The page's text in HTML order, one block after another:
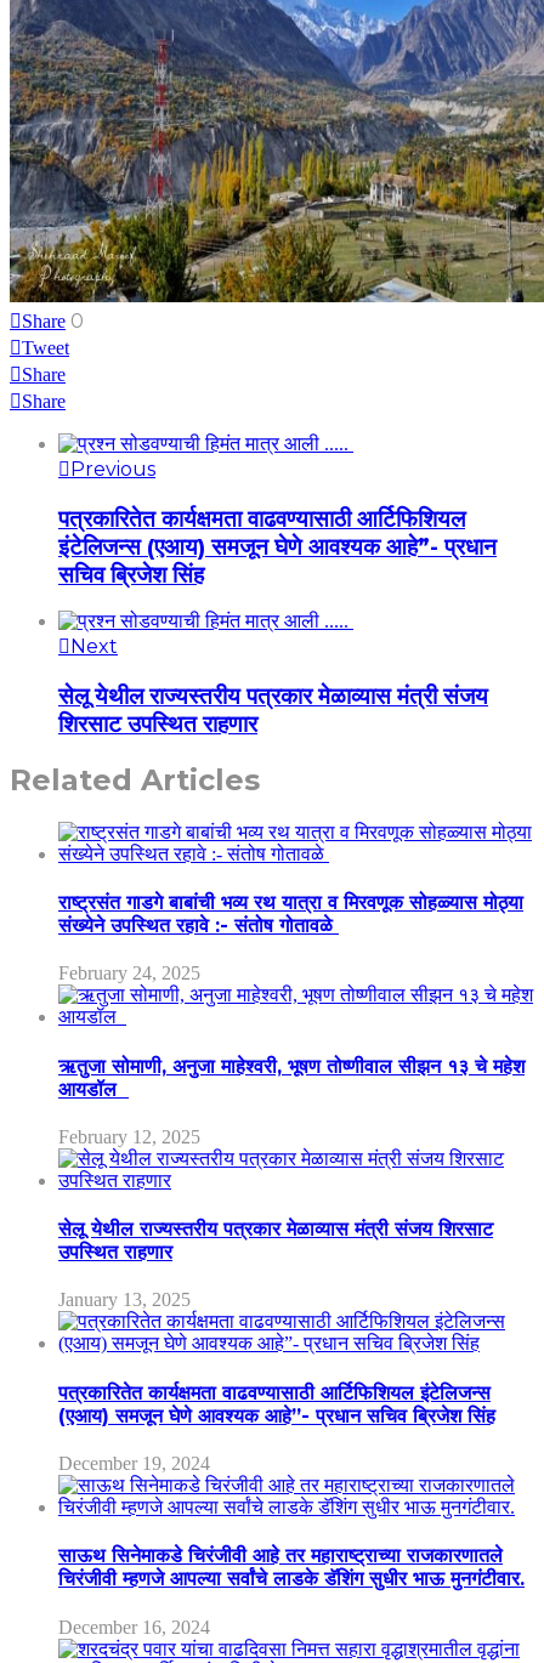
Share 0
Tweet
Share
Share
Previous
पत्रकारितेत कार्यक्षमता वाढवण्यासाठी आर्टिफिशियल
इंटेलिजन्स (एआय) समजून घेणे आवश्यक आहे”- प्रधान
सचिव ब्रिजेश सिंह
Next
सेलू येथील राज्यस्तरीय पत्रकार मेळाव्यास मंत्री संजय
शिरसाट उपस्थित राहणार
Related Articles
राष्ट्रसंत गाडगे बाबांची भव्य रथ यात्रा व मिरवणूक सोहळ्यास मोठ्या
संख्येने उपस्थित रहावे :- संतोष गोतावळे
February 24, 2025
ऋतुजा सोमाणी, अनुजा माहेश्वरी, भूषण तोष्णीवाल सीझन १३ चे महेश
आयडॉल
February 12, 2025
सेलू येथील राज्यस्तरीय पत्रकार मेळाव्यास मंत्री संजय शिरसाट
उपस्थित राहणार
January 13, 2025
पत्रकारितेत कार्यक्षमता वाढवण्यासाठी आर्टिफिशियल इंटेलिजन्स
(एआय) समजून घेणे आवश्यक आहे”- प्रधान सचिव ब्रिजेश सिंह
December 19, 2024
साऊथ सिनेमाकडे चिरंजीवी आहे तर महाराष्ट्राच्या राजकारणातले
चिरंजीवी म्हणजे आपल्या सर्वांचे लाडके डॅशिंग सुधीर भाऊ मुनगंटीवार.
December 16, 2024